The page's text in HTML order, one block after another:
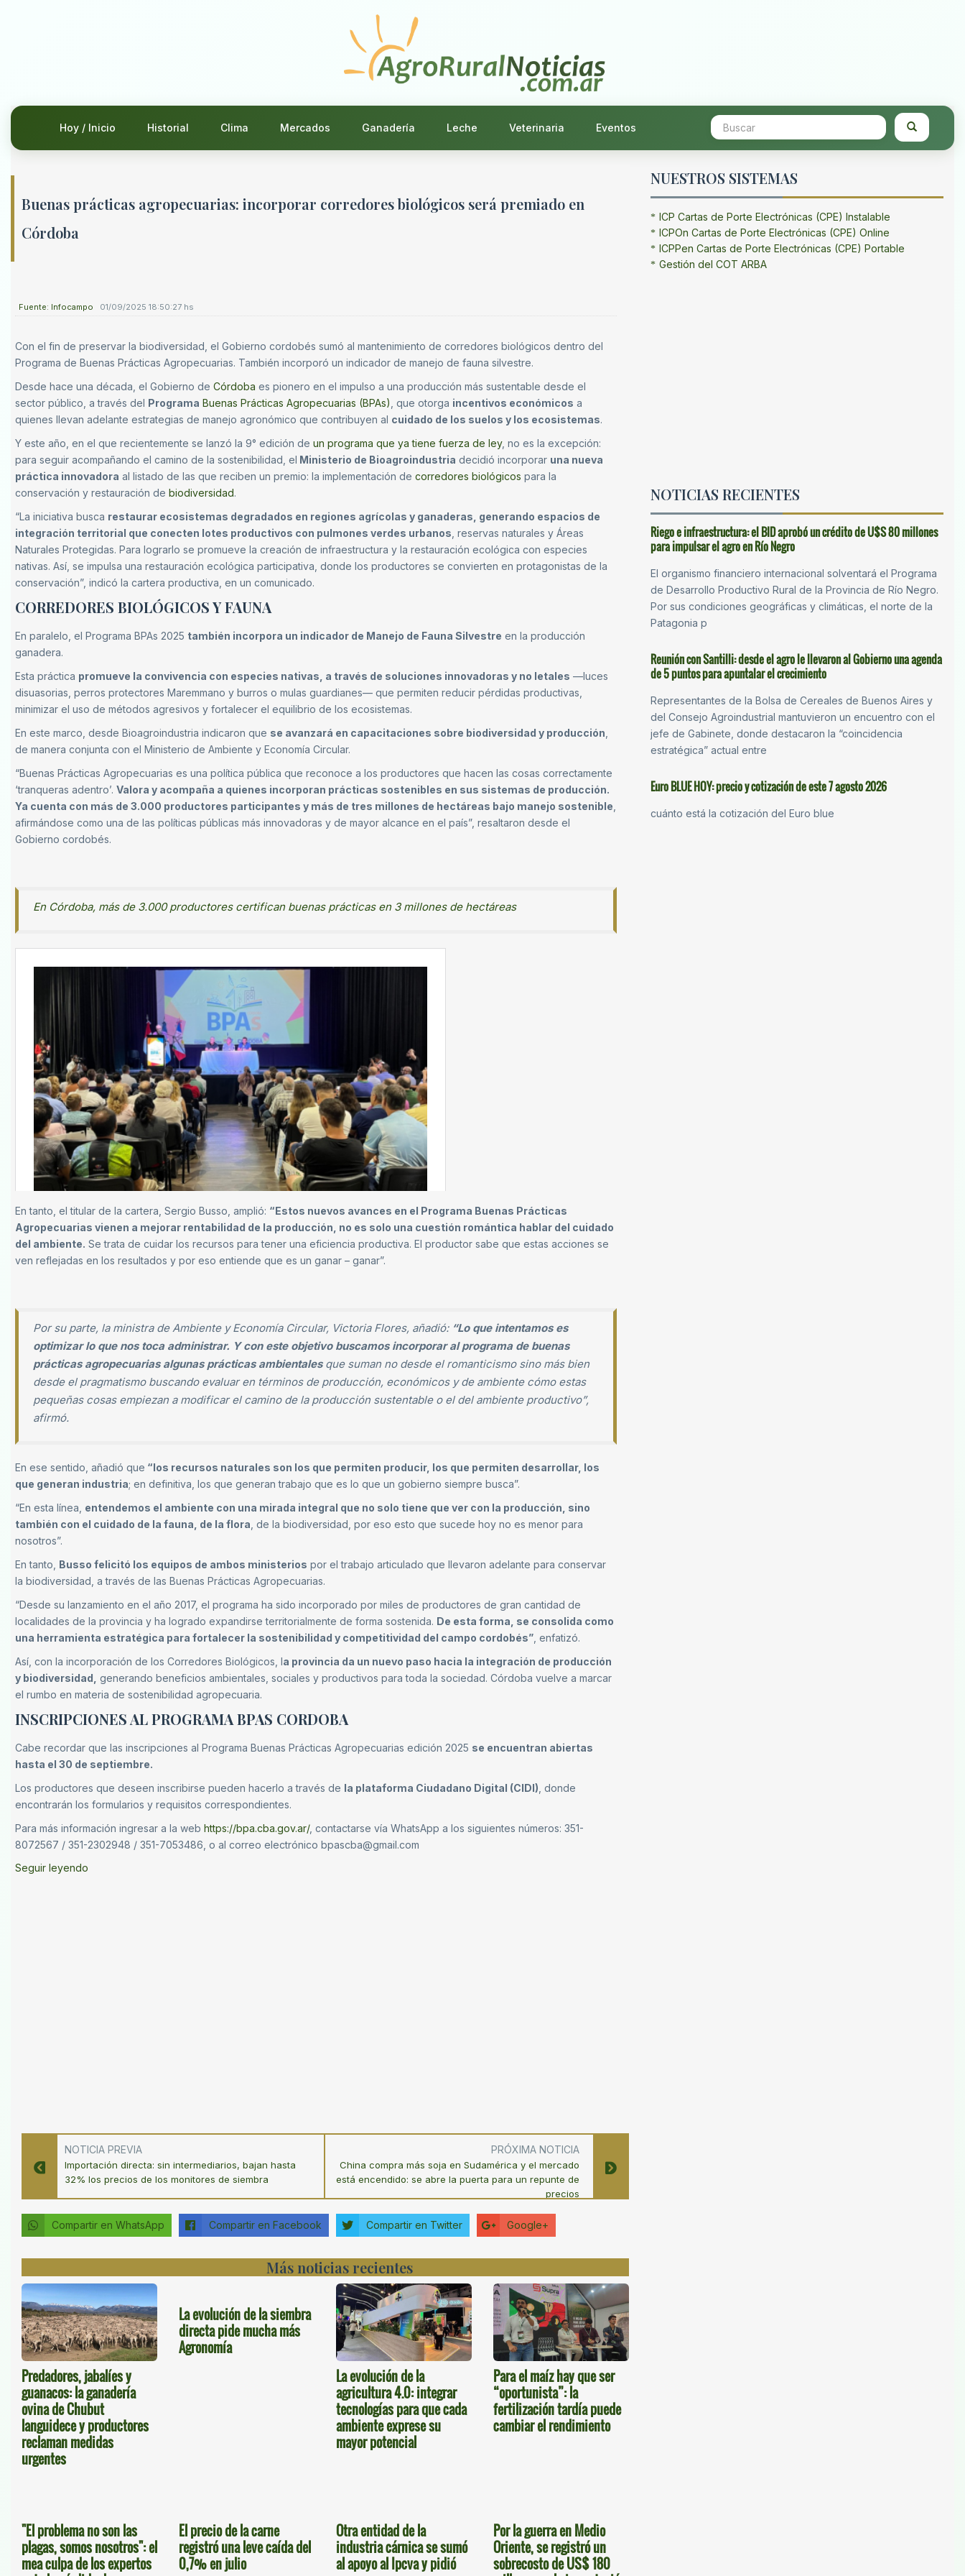
Hoy / Inicio Historial Clima Mercados Ganadería Leche Veterinaria Eventos
Buenas prácticas agropecuarias: incorporar corredores biológicos será premiado en
Córdoba
Fuente: Infocampo 01/09/2025 18:50:27 hs
Con el fin de preservar la biodiversidad, el Gobierno cordobés sumó al mantenimiento de corredores biológicos dentro del
Programa de Buenas Prácticas Agropecuarias. También incorporó un indicador de manejo de fauna silvestre.
Desde hace una década, el Gobierno de Córdoba es pionero en el impulso a una producción más sustentable desde el
sector público, a través del Programa Buenas Prácticas Agropecuarias (BPAs) , que otorga incentivos económicos a
quienes llevan adelante estrategias de manejo agronómico que contribuyen al cuidado de los suelos y los ecosistemas.
Y este año, en el que recientemente se lanzó la 9° edición de un programa que ya tiene fuerza de ley, no es la excepción:
para seguir acompañando el camino de la sostenibilidad, el Ministerio de Bioagroindustria decidió incorporar una nueva
práctica innovadora al listado de las que reciben un premio: la implementación de corredores biológicos para la
conservación y restauración de biodiversidad.
“La iniciativa busca restaurar ecosistemas degradados en regiones agrícolas y ganaderas, generando espacios de
integración territorial que conecten lotes productivos con pulmones verdes urbanos , reservas naturales y Áreas
Naturales Protegidas. Para lograrlo se promueve la creación de infraestructura y la restauración ecológica con especies
nativas. Así, se impulsa una restauración ecológica participativa, donde los productores se convierten en protagonistas de la
conservación”, indicó la cartera productiva, en un comunicado.
CORREDORES BIOLÓGICOS Y FAUNA
En paralelo, el Programa BPAs 2025 también incorpora un indicador de Manejo de Fauna Silvestre en la producción
ganadera.
Esta práctica promueve la convivencia con especies nativas, a través de soluciones innovadoras y no letales —luces
disuasorias, perros protectores Maremmano y burros o mulas guardianes— que permiten reducir pérdidas productivas,
minimizar el uso de métodos agresivos y fortalecer el equilibrio de los ecosistemas.
En este marco, desde Bioagroindustria indicaron que se avanzará en capacitaciones sobre biodiversidad y producción
de manera conjunta con el Ministerio de Ambiente y Economía Circular.
“Buenas Prácticas Agropecuarias es una política pública que reconoce a los productores que hacen las cosas correctamente
‘tranqueras adentro’. Valora y acompaña a quienes incorporan prácticas sostenibles en sus sistemas de producción.
Ya cuenta con más de 3.000 productores participantes y más de tres millones de hectáreas bajo manejo sostenible
afirmándose como una de las políticas públicas más innovadoras y de mayor alcance en el país”, resaltaron desde el
Gobierno cordobés.
En Córdoba, más de 3.000 productores certifican buenas prácticas en 3 millones de hectáreas
En tanto, el titular de la cartera, Sergio Busso, amplió: “Estos nuevos avances en el Programa Buenas Prácticas
Agropecuarias vienen a mejorar rentabilidad de la producción, no es solo una cuestión romántica hablar del cuidado
del ambiente. Se trata de cuidar los recursos para tener una eficiencia productiva. El productor sabe que estas acciones se
ven reflejadas en los resultados y por eso entiende que es un ganar – ganar”.
Por su parte, la ministra de Ambiente y Economía Circular, Victoria Flores, añadió: “Lo que intentamos es
optimizar lo que nos toca administrar. Y con este objetivo buscamos incorporar al programa de buenas
prácticas agropecuarias algunas prácticas ambientalesque suman no desde el romanticismo sino más bien
desde el pragmatismo buscando evaluar en términos de producción, económicos y de ambiente cómo estas
pequeñas cosas empiezan a modificar el camino de la producción sustentable o el del ambiente productivo”,
afirmó.
En ese sentido, añadió que “los recursos naturales son los que permiten producir, los que permiten desarrollar, los
que generan industria; en definitiva, los que generan trabajo que es lo que un gobierno siempre busca”.
“En esta línea, entendemos el ambiente con una mirada integral que no solo tiene que ver con la producción, sino
también con el cuidado de la fauna, de la flora , de la biodiversidad, por eso esto que sucede hoy no es menor para
nosotros”.
En tanto, Busso felicitó los equipos de ambos ministerios por el trabajo articulado que llevaron adelante para conservar
la biodiversidad, a través de las Buenas Prácticas Agropecuarias.
“Desde su lanzamiento en el año 2017, el programa ha sido incorporado por miles de productores de gran cantidad de
localidades de la provincia y ha logrado expandirse territorialmente de forma sostenida. De esta forma, se consolida como
una herramienta estratégica para fortalecer la sostenibilidad y competitividad del campo cordobés” , enfatizó.
Así, con la incorporación de los Corredores Biológicos, la provincia da un nuevo paso hacia la integración de producción
y biodiversidad, generando beneficios ambientales, sociales y productivos para toda la sociedad. Córdoba vuelve a marcar
el rumbo en materia de sostenibilidad agropecuaria.
INSCRIPCIONES AL PROGRAMA BPAS CORDOBA
Cabe recordar que las inscripciones al Programa Buenas Prácticas Agropecuarias edición 2025 se encuentran abiertas
hasta el 30 de septiembre.
Los productores que deseen inscribirse pueden hacerlo a través de la plataforma Ciudadano Digital (CIDI) , donde
encontrarán los formularios y requisitos correspondientes.
Para más información ingresar a la web https://bpa.cba.gov.ar/, contactarse vía WhatsApp a los siguientes números: 351-
8072567 / 351-2302948 / 351-7053486, o al correo electrónico bpascba@gmail.com
Seguir leyendo
NOTICIA PREVIA
Importación directa: sin intermediarios, bajan hasta
32% los precios de los monitores de siembra
PRÓXIMA NOTICIA
China compra más soja en Sudamérica y el mercado
está encendido: se abre la puerta para un repunte de
precios
Compartir en WhatsApp Compartir en Facebook Compartir en Twitter Google+
Más noticias recientes
Predadores, jabalíes y
guanacos: la ganadería
ovina de Chubut
languidece y productores
reclaman medidas
urgentes
La evolución de la siembra
directa pide mucha más
Agronomía
La evolución de la
agricultura 4.0: integrar
tecnologías para que cada
ambiente exprese su
mayor potencial
Para el maíz hay que ser
“oportunista”: la
fertilización tardía puede
cambiar el rendimiento
"El problema no son las
plagas, somos nosotros": el
mea culpa de los expertos
El precio de la carne
registró una leve caída del
0,7% en julio
Otra entidad de la
industria cárnica se sumó
al apoyo al Ipcva y pidió
Por la guerra en Medio
Oriente, se registró un
sobrecosto de US$ 180
NUESTROS SISTEMAS
ICP Cartas de Porte Electrónicas (CPE) Instalable
ICPOn Cartas de Porte Electrónicas (CPE) Online
ICPPen Cartas de Porte Electrónicas (CPE) Portable
Gestión del COT ARBA
NOTICIAS RECIENTES
Riego e infraestructura: el BID aprobó un crédito de U$S 80 millones
para impulsar el agro en Río Negro
El organismo financiero internacional solventará el Programa
de Desarrollo Productivo Rural de la Provincia de Río Negro.
Por sus condiciones geográficas y climáticas, el norte de la
Patagonia p
Reunión con Santilli: desde el agro le llevaron al Gobierno una agenda
de 5 puntos para apuntalar el crecimiento
Representantes de la Bolsa de Cereales de Buenos Aires y
del Consejo Agroindustrial mantuvieron un encuentro con el
jefe de Gabinete, donde destacaron la “coincidencia
estratégica” actual entre
Euro BLUE HOY: precio y cotización de este 7 agosto 2026
cuánto está la cotización del Euro blue